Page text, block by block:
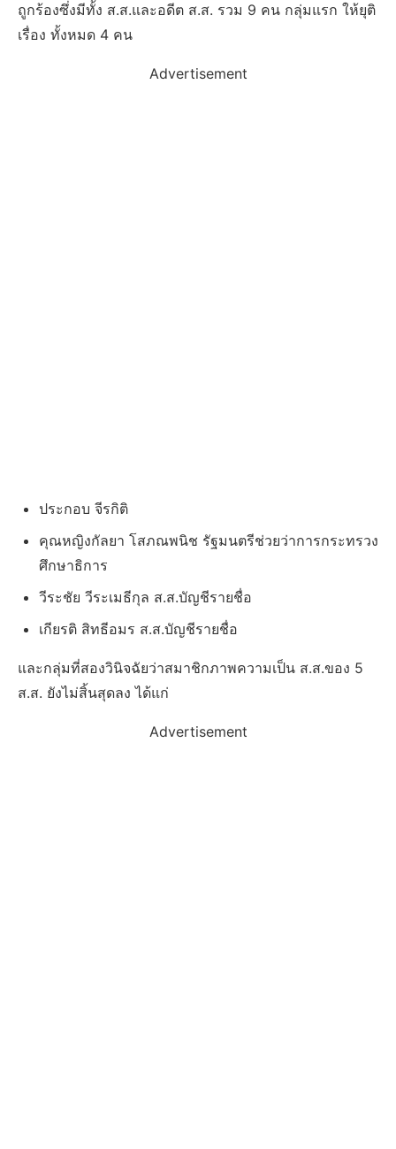
ถูกร้องซึ่งมีทั้ง ส.ส.และอดีต ส.ส. รวม 9 คน กลุ่มแรก ให้ยุติ
เรื่อง ทั้งหมด 4 คน
Advertisement
ประกอบ จีรกิติ
คุณหญิงกัลยา โสภณพนิช รัฐมนตรีช่วยว่าการกระทรวง
ศึกษาธิการ
วีระชัย วีระเมธีกุล ส.ส.บัญชีรายชื่อ
เกียรติ สิทธีอมร ส.ส.บัญชีรายชื่อ
และกลุ่มที่สองวินิจฉัยว่าสมาชิกภาพความเป็น ส.ส.ของ 5
ส.ส. ยังไม่สิ้นสุดลง ได้แก่
Advertisement